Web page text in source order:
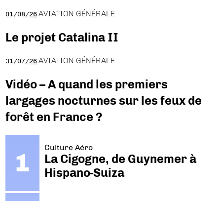
01/08/26 AVIATION GÉNÉRALE
Le projet Catalina II
31/07/26 AVIATION GÉNÉRALE
Vidéo – A quand les premiers
largages nocturnes sur les feux de
forêt en France ?
Culture Aéro
La Cigogne, de Guynemer à
Hispano-Suiza